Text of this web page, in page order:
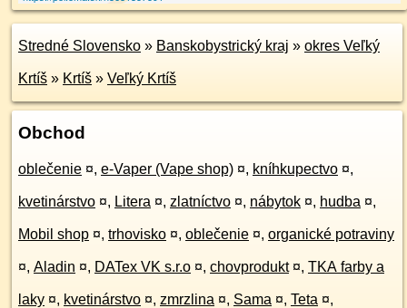
Stredné Slovensko » Banskobystrický kraj » okres Veľký
Krtíš » Krtíš » Veľký Krtíš
Obchod
oblečenie ¤, e-Vaper (Vape shop) ¤, kníhkupectvo ¤,
kvetinárstvo ¤, Litera ¤, zlatníctvo ¤, nábytok ¤, hudba ¤,
Mobil shop ¤, trhovisko ¤, oblečenie ¤, organické potraviny
¤, Aladin ¤, DATex VK s.r.o ¤, chovprodukt ¤, TKA farby a
laky ¤, kvetinárstvo ¤, zmrzlina ¤, Sama ¤, Teta ¤,